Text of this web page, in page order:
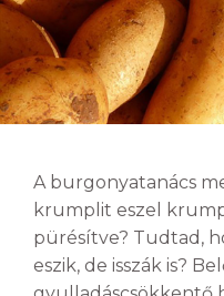
A burgonyatanács
krumplit eszel
pürésítve? Tudtad,
eszik, de isszák is?